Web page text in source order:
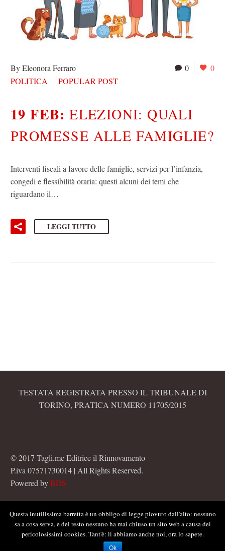
0 0
By Eleonora Ferraro
POLITICA
POPULAR POST
19 FEB:ELEZIONI: QUALI
PROMESSE ALLE FAMIGLIE?
Interventi fiscali a favore delle famiglie, servizi per l’infanzia,
congedi e flessibilità oraria: questi alcuni dei temi che
riguardano il…
LEGGI TUTTO
TESTATA REGISTRATA PRESSO IL TRIBUNALE DI
TORINO, PRATICA NUMERO 11705/2015
© 2017 Tagli.me Editrice il Rinnovamento
P.iva 07571730014 | All Rights Reserved.
Powered byBDS
Questa inutilissima barretta è un obbligo di legge piovuto dall'alto: nessuno
sa a cosa serva, e del resto nessuno ha mai chiuso un sito web a causa dei
pericolosissimi cookies. Tant'è: li abbiamo anche noi, ora lo sapete.
Ok